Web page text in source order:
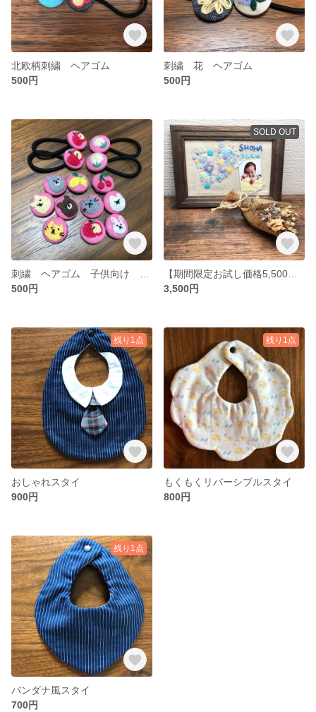
北欧柄刺繍 ヘアゴム
500円
刺繍 花 ヘアゴム
500円
500円
SOLD OUT
3,500円
残り1点
おしゃれスタイ
900円
残り1点
もくもくリバーシブルスタイ
800円
残り1点
バンダナ風スタイ
700円